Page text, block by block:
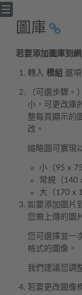
圖庫
若要添加圖庫到
轉入 模組 選
（可選步驟。
小，可更改庫
整每頁顯示的
改。
縮略圖可實現
小（95 x
常規（140
大（170 x
如要添加圖片
您需上傳的圖
您可選擇並一
格式的圖像。
我們建議您調
若要更改圖像